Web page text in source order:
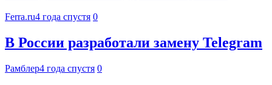
Ferra.ru4 года спустя 0
В России разработали замену Telegram
Рамблер4 года спустя 0